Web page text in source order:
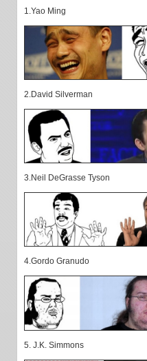
1.Yao Ming
2.David Silverman
3.Neil DeGrasse Tyson
4.Gordo Granudo
5. J.K. Simmons